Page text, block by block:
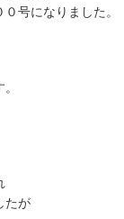
号になりました。
たが